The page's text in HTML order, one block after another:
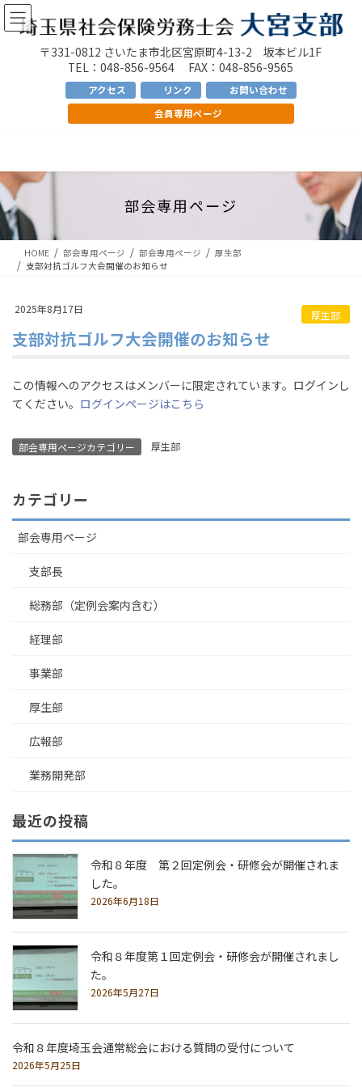
コ
ン
プ
ナ
ビ
動
〒331-0812 さいたま市北区宮原町4-13-2 坂本ビル1F
TEL：048-856-9564 FAX：048-856-9565
アクセス リンク
お問い合わせ
会員専用ページ
部会専用ページ
HOME 部会専用ページ 部会専用ページ
厚生部
支部対抗ゴルフ大会開催のお知らせ
2025年8月17日 厚生部
支部対抗ゴルフ大会開催のお知らせ
この情報へのアクセスはメンバーに限定されています。ログインし
てください。 ログインページはこちら
部会専用ページカテゴリー 厚生部
カテゴリー
部会専用ページ
支部長
総務部（定例会案内含む）
経理部
事業部
厚生部
広報部
業務開発部
最近の投稿
令和８年度 第２回定例会・研修会が開催されま
した。
2026年6月18日
令和８年度第１回定例会・研修会が開催されまし
た。
2026年5月27日
令和８年度埼玉会通常総会における質問の受付について
2026年5月25日